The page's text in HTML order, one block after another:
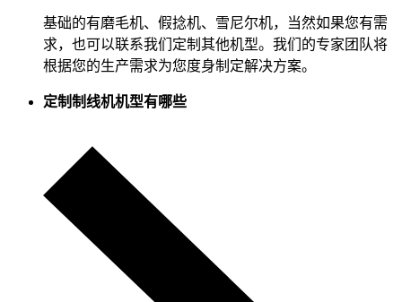
基础的有磨毛机、假捻机、雪尼尔机，当然如果您有需
求，也可以联系我们定制其他机型。我们的专家团队将
根据您的生产需求为您度身制定解决方案。
定制制线机机型有哪些